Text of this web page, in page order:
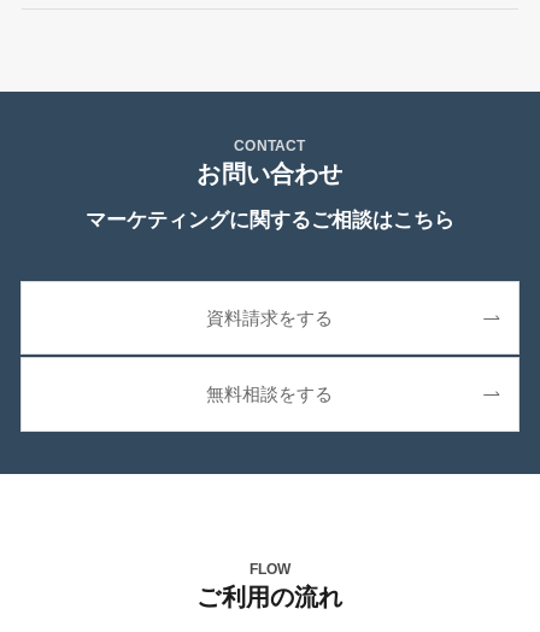
CONTACT
お問い合わせ
マーケティングに関するご相談はこちら
資料請求をする
無料相談をする
FLOW
ご利用の流れ